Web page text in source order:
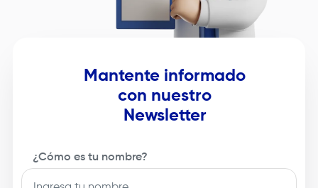
Mantente informado
con nuestro
Newsletter
¿Cómo es tu nombre?